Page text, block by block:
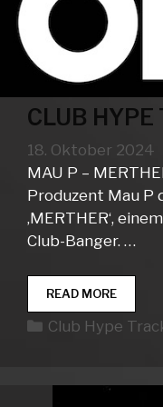
CLUB
18. Oktober 2024
MAU P –
Produzent Mau
‚MERTHER‘,
Club-Banger. …
READ MORECLUB
HYPE
Kategorien
Club Hype